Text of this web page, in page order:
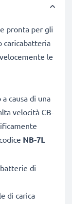
pronta per gli
caricabatteria
le
causa di una
velocità CB-
NB-7L
di
di carica